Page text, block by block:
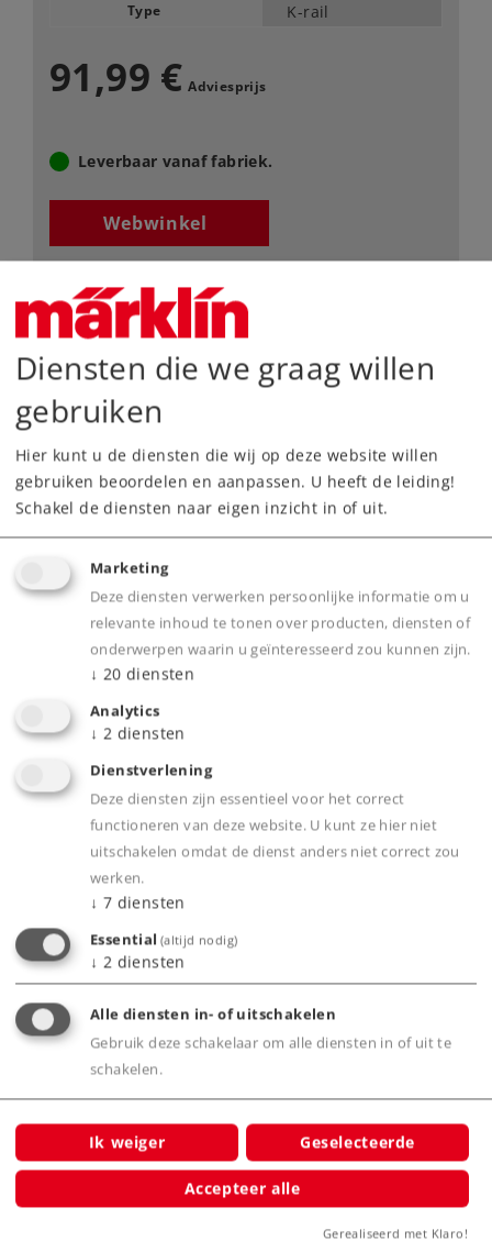
Type K-rail
91,99 € Adviesprijs
Leverbaar vanaf fabriek.
Webwinkel
Dealer zoeken
Downloads
Highlights
Voorbeeldgetrouwe massieve railstaven,
nauwkeurig gegraveerde dwarsliggers zonder
bedding
Elektrische bedrijfszekerheid dankzij het
beproefde middelleider-systeem
Voor iedereen die de kunststof (K) rails wil
combineren met metalen (M) rails is er de
overgangsrail 2291
Product
Productinfo
Bijbehorende producten
22°
Diensten die we graag willen
gebruiken
Hier kunt u de diensten die wij op deze website willen
gebruiken beoordelen en aanpassen. U heeft de leiding!
Schakel de diensten naar eigen inzicht in of uit.
Marketing
Deze diensten verwerken persoonlijke informatie om u
relevante inhoud te tonen over producten, diensten of
onderwerpen waarin u geïnteresseerd zou kunnen zijn.
↓ 20 diensten
Analytics
↓ 2 diensten
Dienstverlening
Deze diensten zijn essentieel voor het correct
functioneren van deze website. U kunt ze hier niet
uitschakelen omdat de dienst anders niet correct zou
werken.
↓ 7 diensten
Essential (altijd nodig)
↓ 2 diensten
Alle diensten in- of uitschakelen
Gebruik deze schakelaar om alle diensten in of uit te
schakelen.
Ik weiger Geselecteerde
Accepteer alle
Gerealiseerd met Klaro!